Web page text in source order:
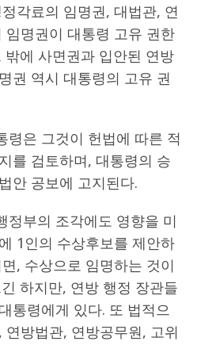
각료의 임명권, 대법관, 연
임명권이 대통령 고유 권한
에 사면권과 입안된 연방
권 역시 대통령의 고유 권
령은 그것이 헌법에 따른 적
를 검토하며, 대통령의 승
안 공보에 고지된다.
정부의 조각에도 영향을 미
1인의 수상후보를 제안하
, 수상으로 임명하는 것이
하지만, 연방 행정 장관들
통령에게 있다. 또 법적으
방법관, 연방공무원, 고위